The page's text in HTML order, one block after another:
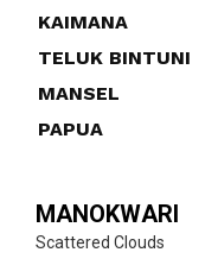
KAIMANA
TELUK BINTUNI
MANSEL
PAPUA
MANOKWARI
Scattered Clouds